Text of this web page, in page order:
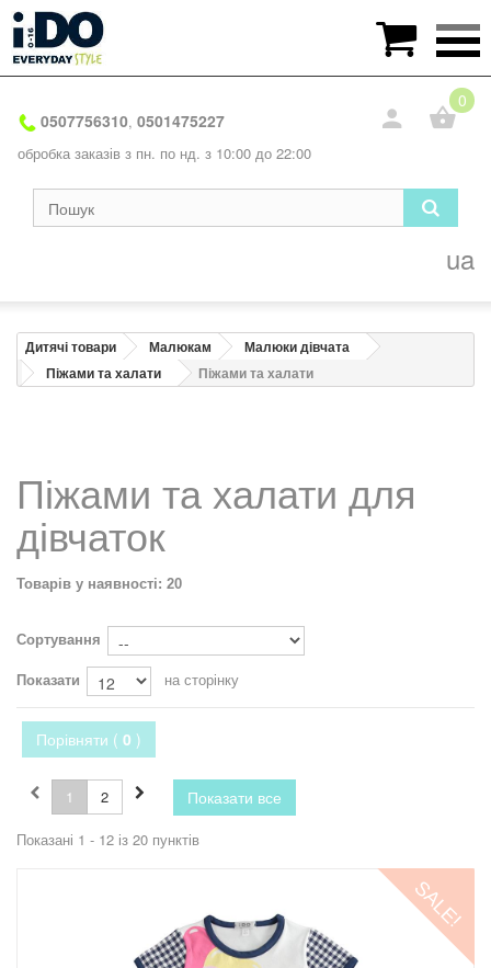
0507756310, 0501475227
обробка заказів з пн. по нд. з 10:00 до 22:00
0
ua
Дитячі товари Малюкам
Малюки дівчата
Піжами та халати
Піжами та халати
Піжами та халати для
дівчаток
Товарів у наявності: 20
Сортування
Показати
на сторінку
Порівняти ( 0 )
Показати все
1 2
Показані 1 - 12 із 20 пунктів
SALE!
